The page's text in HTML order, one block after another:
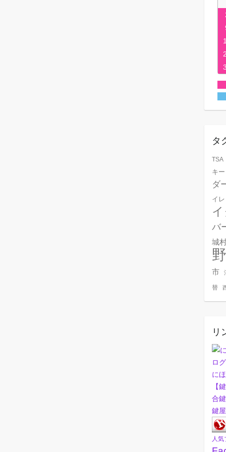
タ
TSA
キ
ダ
イレ
バ
城
市
替
リ
に
【
合
鍵
人